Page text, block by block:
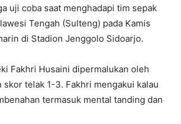
uji coba saat menghadapi tim sepak
Tengah (Sulteng) pada Kamis
di Stadion Jenggolo Sidoarjo.
Fakhri Husaini dipermalukan oleh
skor telak 1-3. Fakhri mengakui kalau
termasuk mental tanding dan